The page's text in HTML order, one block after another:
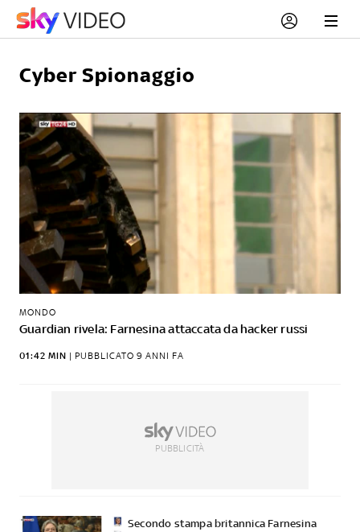
Cyber Spionaggio
MONDO
Guardian rivela: Farnesina attaccata da hacker russi
01:42 MIN | PUBBLICATO 9 ANNI FA
PUBBLICITÀ
Secondo stampa britannica Farnesina